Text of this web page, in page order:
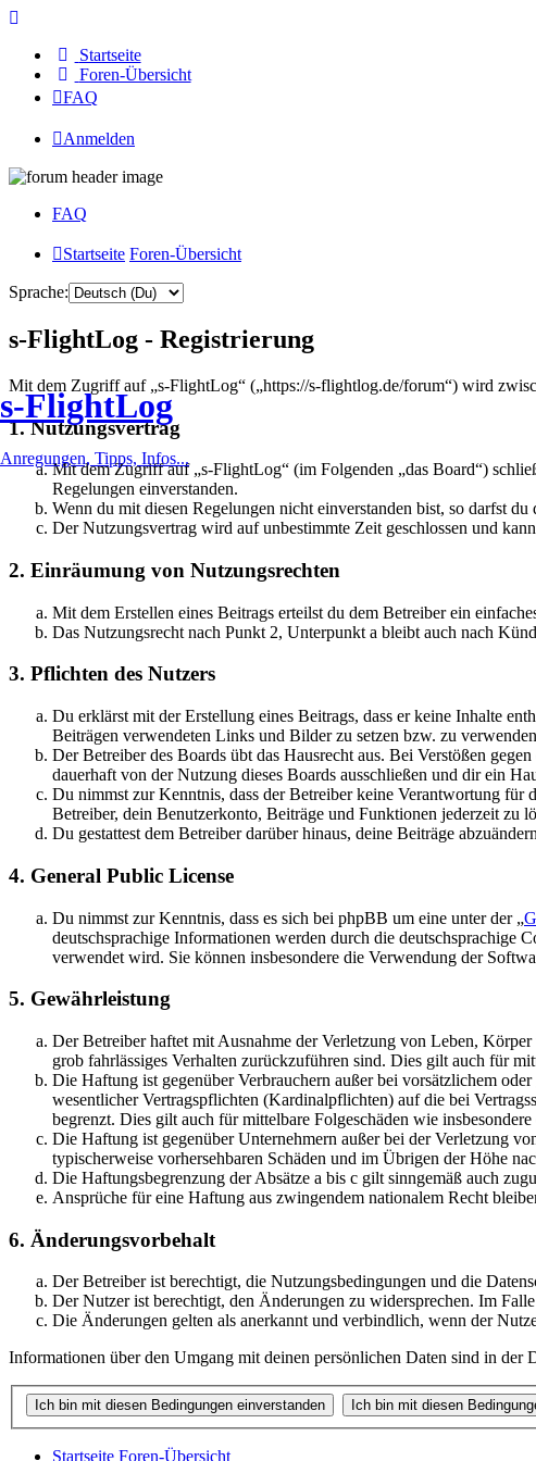
Startseite
Foren-Übersicht
FAQ
Anmelden
s-FlightLog
Anregungen, Tipps, Infos...
FAQ
Startseite Foren-Übersicht
Sprache:
s-FlightLog - Registrierung
Mit dem Zugriff auf „s-FlightLog“ („https://s-flightlog.de/forum“) wird
1. Nutzungsvertrag
Mit dem Zugriff auf „s-FlightLog“ (im Folgenden „das Board“)
Regelungen einverstanden.
Wenn du mit diesen Regelungen nicht einverstanden bist, so darfst
Der Nutzungsvertrag wird auf unbestimmte Zeit geschlossen und
2. Einräumung von Nutzungsrechten
Mit dem Erstellen eines Beitrags erteilst du dem Betreiber ein
Das Nutzungsrecht nach Punkt 2, Unterpunkt a bleibt auch nach
3. Pflichten des Nutzers
Du erklärst mit der Erstellung eines Beitrags, dass er keine Inhalte
Beiträgen verwendeten Links und Bilder zu setzen bzw. zu
Der Betreiber des Boards übt das Hausrecht aus. Bei Verstößen
dauerhaft von der Nutzung dieses Boards ausschließen und dir ein
Du nimmst zur Kenntnis, dass der Betreiber keine Verantwortung für
Betreiber, dein Benutzerkonto, Beiträge und Funktionen jederzeit zu
Du gestattest dem Betreiber darüber hinaus, deine Beiträge
4. General Public License
Du nimmst zur Kenntnis, dass es sich bei phpBB um eine unter der „
deutschsprachige Informationen werden durch die
verwendet wird. Sie können insbesondere die Verwendung der
5. Gewährleistung
Der Betreiber haftet mit Ausnahme der Verletzung von Leben,
grob fahrlässiges Verhalten zurückzuführen sind. Dies gilt auch für
Die Haftung ist gegenüber Verbrauchern außer bei vorsätzlichem
wesentlicher Vertragspflichten (Kardinalpflichten) auf die bei
begrenzt. Dies gilt auch für mittelbare Folgeschäden wie
Die Haftung ist gegenüber Unternehmern außer bei der Verletzung
typischerweise vorhersehbaren Schäden und im Übrigen der Höhe
Die Haftungsbegrenzung der Absätze a bis c gilt sinngemäß auch
Ansprüche für eine Haftung aus zwingendem nationalem Recht
6. Änderungsvorbehalt
Der Betreiber ist berechtigt, die Nutzungsbedingungen und die
Der Nutzer ist berechtigt, den Änderungen zu widersprechen. Im
Die Änderungen gelten als anerkannt und verbindlich, wenn der
Informationen über den Umgang mit deinen persönlichen Daten sind in der
Startseite Foren-Übersicht